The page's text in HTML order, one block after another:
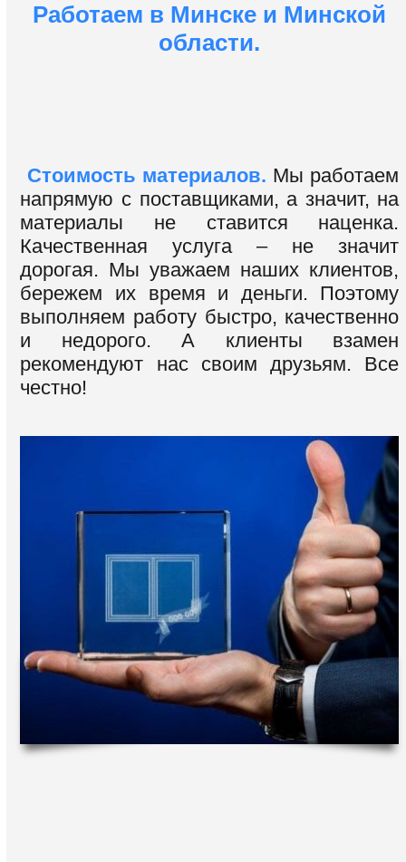
Работаем в Минске и Минской
области.
Стоимость материалов. Мы работаем
напрямую с поставщиками, а значит, на
материалы не ставится наценка.
Качественная услуга – не значит
дорогая. Мы уважаем наших клиентов,
бережем их время и деньги. Поэтому
выполняем работу быстро, качественно
и недорого. А клиенты взамен
рекомендуют нас своим друзьям. Все
честно!